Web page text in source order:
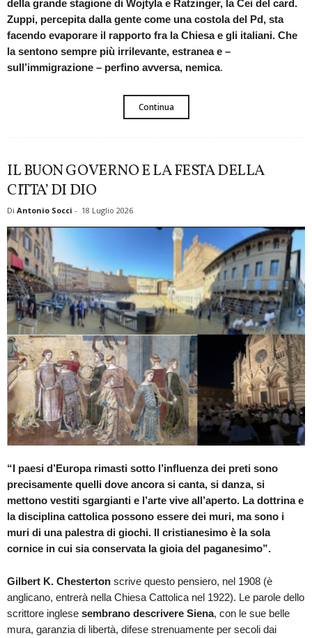
della grande stagione di Wojtyla e Ratzinger, la Cei del card.
Zuppi, percepita dalla gente come una costola del Pd, sta
facendo evaporare il rapporto fra la Chiesa e gli italiani. Che
la sentono sempre più irrilevante, estranea e –
sull’immigrazione – perfino avversa, nemica.
Continua
IL BUON GOVERNO E LA FESTA DELLA
CITTA’ DI DIO
Di Antonio Socci - 18 Luglio 2026
“I paesi d’Europa rimasti sotto l’influenza dei preti sono
precisamente quelli dove ancora si canta, si danza, si
mettono vestiti sgargianti e l’arte vive all’aperto. La dottrina e
la disciplina cattolica possono essere dei muri, ma sono i
muri di una palestra di giochi. Il cristianesimo è la sola
cornice in cui sia conservata la gioia del paganesimo”.
Gilbert K. Chesterton scrive questo pensiero, nel 1908 (è
anglicano, entrerà nella Chiesa Cattolica nel 1922). Le parole dello
scrittore inglese sembrano descrivere Siena, con le sue belle
mura, garanzia di libertà, difese strenuamente per secoli dai